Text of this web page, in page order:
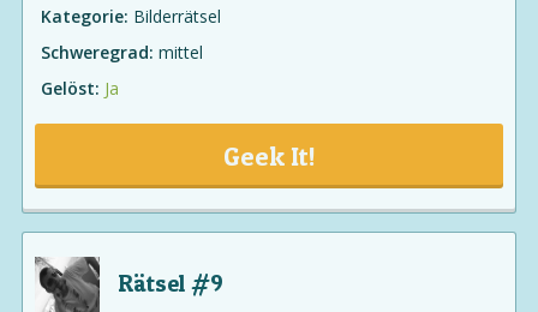
Kategorie: Bilderrätsel
Schweregrad: mittel
Gelöst: Ja
Geek It!
Rätsel #9